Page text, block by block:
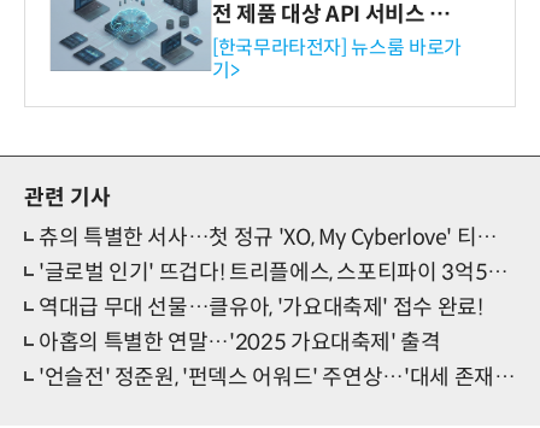
전 제품 대상 API 서비스 제
공…73개 제품 카테고리로
확대
[한국무라타전자] 뉴스룸 바로가
기>
관련 기사
츄의 특별한 서사…첫 정규 'XO, My Cyberlove' 티저 공개
'글로벌 인기' 뜨겁다! 트리플에스, 스포티파이 3억5000만 스트리밍 돌파
역대급 무대 선물…클유아, '가요대축제' 접수 완료!
아홉의 특별한 연말…'2025 가요대축제' 출격
'언슬전' 정준원, '펀덱스 어워드' 주연상…'대세 존재감' 입증